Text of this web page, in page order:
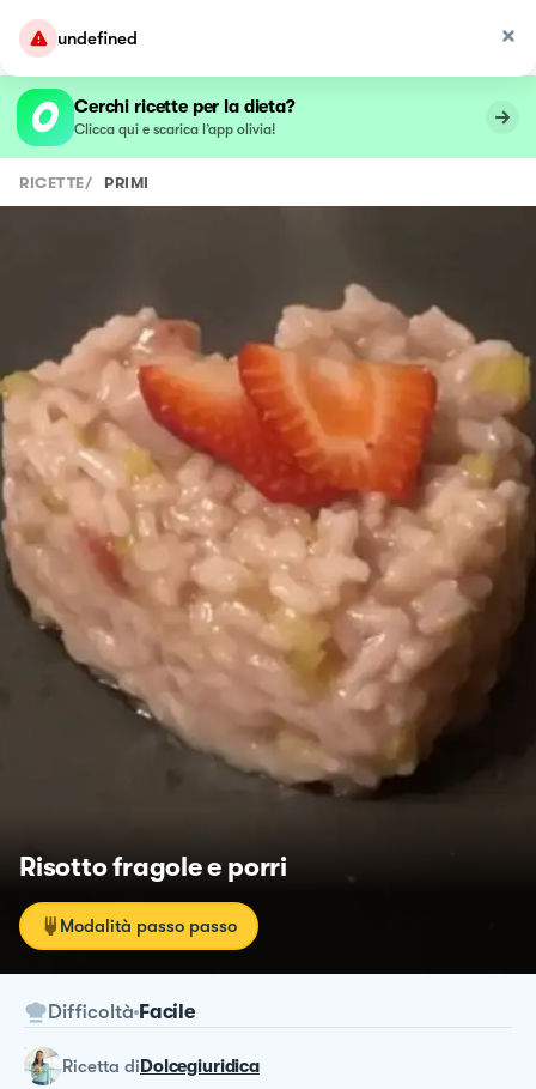
undefined
Cerchi ricette per la dieta?
Clicca qui e scarica l’app olivia!
RICETTE/ PRIMI
Risotto fragole e porri
Modalità passo passo
Difficoltà Facile
ricetta diDolcegiuridica